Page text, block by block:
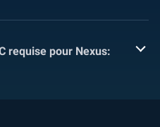
requise pour Nexus: